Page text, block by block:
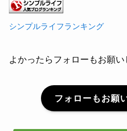
シンプルライフランキング
よかったらフォローもお願い
フォローもお願